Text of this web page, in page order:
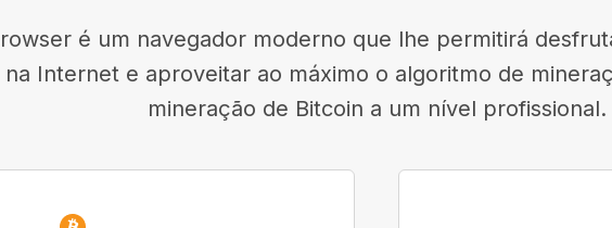
é um navegador moderno que lhe permitirá
Internet e aproveitar ao máximo o algoritmo de
mineração de Bitcoin a um nível profissional.